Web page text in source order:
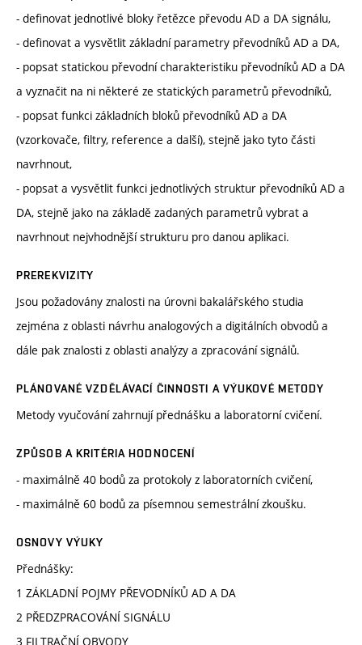
- definovat jednotlivé bloky řetězce převodu AD a DA signálu,
- definovat a vysvětlit základní parametry převodníků AD a DA,
- popsat statickou převodní charakteristiku převodníků AD a DA
a vyznačit na ni některé ze statických parametrů převodníků,
- popsat funkci základních bloků převodníků AD a DA
(vzorkovače, filtry, reference a další), stejně jako tyto části
navrhnout,
- popsat a vysvětlit funkci jednotlivých struktur převodníků AD a
DA, stejně jako na základě zadaných parametrů vybrat a
navrhnout nejvhodnější strukturu pro danou aplikaci.
PREREKVIZITY
Jsou požadovány znalosti na úrovni bakalářského studia
zejména z oblasti návrhu analogových a digitálních obvodů a
dále pak znalosti z oblasti analýzy a zpracování signálů.
PLÁNOVANÉ VZDĚLÁVACÍ ČINNOSTI A VÝUKOVÉ METODY
Metody vyučování zahrnují přednášku a laboratorní cvičení.
ZPŮSOB A KRITÉRIA HODNOCENÍ
- maximálně 40 bodů za protokoly z laboratorních cvičení,
- maximálně 60 bodů za písemnou semestrální zkoušku.
OSNOVY VÝUKY
Přednášky:
1 ZÁKLADNÍ POJMY PŘEVODNÍKŮ AD A DA
2 PŘEDZPRACOVÁNÍ SIGNÁLU
3 FILTRAČNÍ OBVODY